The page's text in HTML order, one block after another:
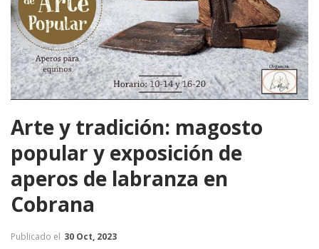
Arte y tradición: magosto
popular y exposición de
aperos de labranza en
Cobrana
Publicado el 30 Oct, 2023